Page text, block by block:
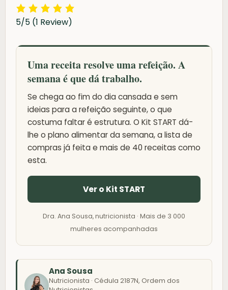
5/5 (1 Review)
Uma receita resolve uma refeição. A
semana é que dá trabalho.
Se chega ao fim do dia cansada e sem
ideias para a refeição seguinte, o que
costuma faltar é estrutura. O Kit START dá-
lhe o plano alimentar da semana, a lista de
compras já feita e mais de 40 receitas como
esta.
Ver o Kit START
Dra. Ana Sousa, nutricionista · Mais de 3 000
mulheres acompanhadas
Ana Sousa
Nutricionista · Cédula 2187N, Ordem dos